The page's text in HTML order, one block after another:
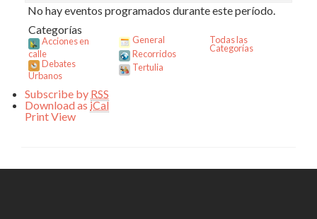
No hay eventos programados durante este período.
Categorías
Acciones en
calle
Debates
Urbanos
General
Recorridos
Tertulia
Todas las
Categorías
Subscribe by RSS
Download as iCal
PrintView